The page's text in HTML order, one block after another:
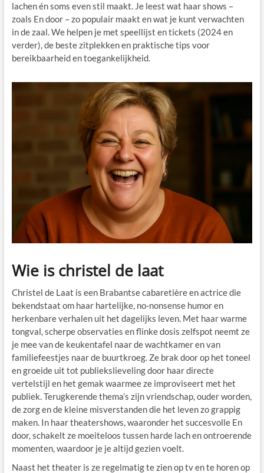
lachen én soms even stil maakt. Je leest wat haar shows –
zoals En door – zo populair maakt en wat je kunt verwachten
in de zaal. We helpen je met speellijst en tickets (2024 en
verder), de beste zitplekken en praktische tips voor
bereikbaarheid en toegankelijkheid.
Wie is christel de laat
Christel de Laat is een Brabantse cabaretière en actrice die
bekendstaat om haar hartelijke, no-nonsense humor en
herkenbare verhalen uit het dagelijks leven. Met haar warme
tongval, scherpe observaties en flinke dosis zelfspot neemt ze
je mee van de keukentafel naar de wachtkamer en van
familiefeestjes naar de buurtkroeg. Ze brak door op het toneel
en groeide uit tot publiekslieveling door haar directe
vertelstijl en het gemak waarmee ze improviseert met het
publiek. Terugkerende thema’s zijn vriendschap, ouder worden,
de zorg en de kleine misverstanden die het leven zo grappig
maken. In haar theatershows, waaronder het succesvolle En
door, schakelt ze moeiteloos tussen harde lach en ontroerende
momenten, waardoor je je altijd gezien voelt.
Naast het theater is ze regelmatig te zien op tv en te horen op